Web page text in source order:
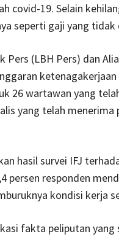
covid-19. Selain
seperti gaji yang tidak
Pers (LBH Pers) dan
26 wartawan yang
yang telah
hasil survei IFJ
persen responden
kondisi kerja
fakta peliputan